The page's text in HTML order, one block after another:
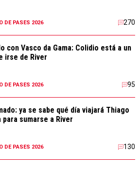
DE PASES 2026 270
con Vasco da Gama: Colidio está a un
irse de River
DE PASES 2026 95
ya se sabe qué día viajará Thiago
para sumarse a River
DE PASES 2026 130